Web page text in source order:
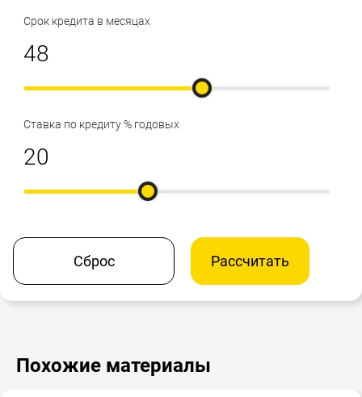
Срок кредита в месяцах
Ставка по кредиту % годовых
Сброс Рассчитать
Похожие материалы